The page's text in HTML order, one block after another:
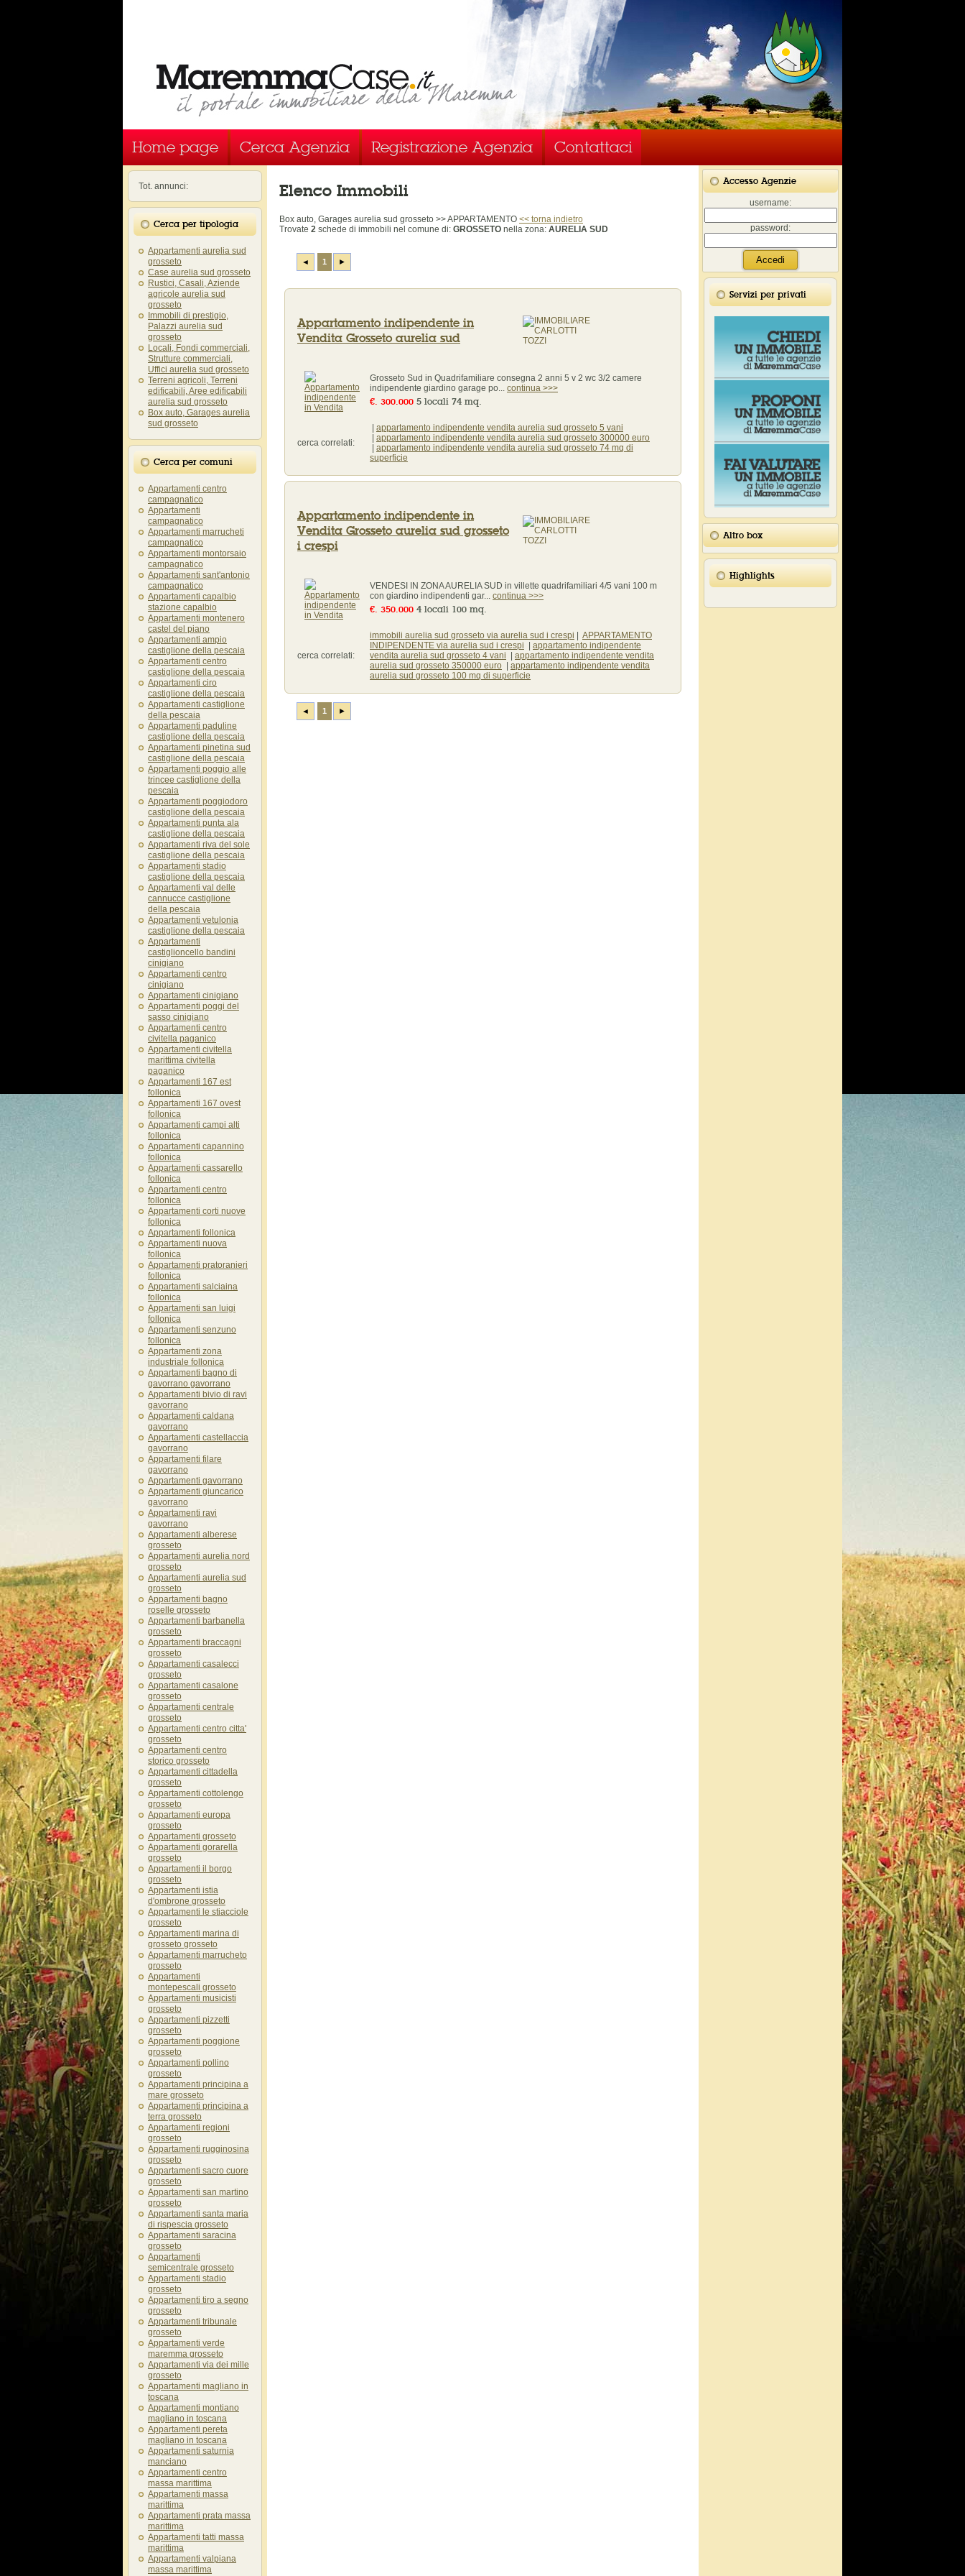
Home page Cerca Agenzia Registrazione Agenzia Contattaci
Tot. annunci:
Cerca per tipologia
Appartamenti aurelia sud
grosseto
Case aurelia sud grosseto
Rustici, Casali, Aziende
agricole aurelia sud
grosseto
Immobili di prestigio,
Palazzi aurelia sud
grosseto
Locali, Fondi commerciali,
Strutture commerciali,
Uffici aurelia sud grosseto
Terreni agricoli, Terreni
edificabili, Aree edificabili
aurelia sud grosseto
Box auto, Garages aurelia
sud grosseto
Cerca per comuni
Appartamenti centro
campagnatico
Appartamenti
campagnatico
Appartamenti marrucheti
campagnatico
Appartamenti montorsaio
campagnatico
Appartamenti sant'antonio
campagnatico
Appartamenti capalbio
stazione capalbio
Appartamenti montenero
castel del piano
Appartamenti ampio
castiglione della pescaia
Appartamenti centro
castiglione della pescaia
Appartamenti ciro
castiglione della pescaia
Appartamenti castiglione
della pescaia
Appartamenti paduline
castiglione della pescaia
Appartamenti pinetina sud
castiglione della pescaia
Appartamenti poggio alle
trincee castiglione della
pescaia
Appartamenti poggiodoro
castiglione della pescaia
Appartamenti punta ala
castiglione della pescaia
Appartamenti riva del sole
castiglione della pescaia
Appartamenti stadio
castiglione della pescaia
Appartamenti val delle
cannucce castiglione
della pescaia
Appartamenti vetulonia
castiglione della pescaia
Appartamenti
castiglioncello bandini
cinigiano
Appartamenti centro
cinigiano
Appartamenti cinigiano
Appartamenti poggi del
sasso cinigiano
Appartamenti centro
civitella paganico
Appartamenti civitella
marittima civitella
paganico
Appartamenti 167 est
follonica
Appartamenti 167 ovest
follonica
Appartamenti campi alti
follonica
Appartamenti capannino
follonica
Appartamenti cassarello
follonica
Appartamenti centro
follonica
Appartamenti corti nuove
follonica
Appartamenti follonica
Appartamenti nuova
follonica
Appartamenti pratoranieri
follonica
Appartamenti salciaina
follonica
Appartamenti san luigi
follonica
Appartamenti senzuno
follonica
Appartamenti zona
industriale follonica
Appartamenti bagno di
gavorrano gavorrano
Appartamenti bivio di ravi
gavorrano
Appartamenti caldana
gavorrano
Appartamenti castellaccia
gavorrano
Appartamenti filare
gavorrano
Appartamenti gavorrano
Appartamenti giuncarico
gavorrano
Appartamenti ravi
gavorrano
Appartamenti alberese
grosseto
Appartamenti aurelia nord
grosseto
Appartamenti aurelia sud
grosseto
Appartamenti bagno
roselle grosseto
Appartamenti barbanella
grosseto
Appartamenti braccagni
grosseto
Appartamenti casalecci
grosseto
Appartamenti casalone
grosseto
Appartamenti centrale
grosseto
Appartamenti centro citta'
grosseto
Appartamenti centro
storico grosseto
Appartamenti cittadella
grosseto
Appartamenti cottolengo
grosseto
Appartamenti europa
grosseto
Appartamenti grosseto
Appartamenti gorarella
grosseto
Appartamenti il borgo
grosseto
Appartamenti istia
d'ombrone grosseto
Appartamenti le stiacciole
grosseto
Appartamenti marina di
grosseto grosseto
Appartamenti marrucheto
grosseto
Appartamenti
montepescali grosseto
Appartamenti musicisti
grosseto
Appartamenti pizzetti
grosseto
Appartamenti poggione
grosseto
Appartamenti pollino
grosseto
Appartamenti principina a
mare grosseto
Appartamenti principina a
terra grosseto
Appartamenti regioni
grosseto
Appartamenti rugginosina
grosseto
Appartamenti sacro cuore
grosseto
Appartamenti san martino
grosseto
Appartamenti santa maria
di rispescia grosseto
Appartamenti saracina
grosseto
Appartamenti
semicentrale grosseto
Appartamenti stadio
grosseto
Appartamenti tiro a segno
grosseto
Appartamenti tribunale
grosseto
Appartamenti verde
maremma grosseto
Appartamenti via dei mille
grosseto
Appartamenti magliano in
toscana
Appartamenti montiano
magliano in toscana
Appartamenti pereta
magliano in toscana
Appartamenti saturnia
manciano
Appartamenti centro
massa marittima
Appartamenti massa
marittima
Appartamenti prata massa
marittima
Appartamenti tatti massa
marittima
Appartamenti valpiana
massa marittima
Elenco Immobili
Box auto, Garages aurelia sud grosseto >> APPARTAMENTO << torna indietro
Trovate 2 schede di immobili nel comune di: GROSSETO nella zona: AURELIA SUD
◄ 1 ►
Appartamento indipendente in
Vendita Grosseto aurelia sud
Grosseto Sud in Quadrifamiliare consegna 2 anni 5 v 2 wc 3/2 camere
indipendente giardino garage po... continua >>>
€. 300.000 5 locali 74 mq.
cerca correlati:
appartamento indipendente vendita aurelia sud grosseto 5 vani
appartamento indipendente vendita aurelia sud grosseto 300000 euro
appartamento indipendente vendita aurelia sud grosseto 74 mq di
superficie
Appartamento indipendente in
Vendita Grosseto aurelia sud grosseto
i crespi
VENDESI IN ZONA AURELIA SUD in villette quadrifamiliari 4/5 vani 100 m
con giardino indipendenti gar... continua >>>
€. 350.000 4 locali 100 mq.
cerca correlati:
immobili aurelia sud grosseto via aurelia sud i crespi
APPARTAMENTO
INDIPENDENTE via aurelia sud i crespi
appartamento indipendente
vendita aurelia sud grosseto 4 vani
appartamento indipendente vendita
aurelia sud grosseto 350000 euro
appartamento indipendente vendita
aurelia sud grosseto 100 mq di superficie
◄ 1 ►
Accesso Agenzie
username:
password:
Servizi per privati
Altro box
Highlights